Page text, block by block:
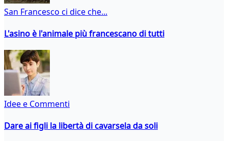
San Francesco ci dice che...
L'asino è l'animale più francescano di tutti
Idee e Commenti
Dare ai figli la libertà di cavarsela da soli